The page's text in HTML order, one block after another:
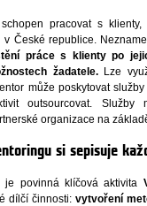
pracovat s
České republice.
práce s klienty po
žadatele.Lze
může poskytovat
outsourcovat.
organizace na
si sepisuje
povinná klíčová aktivita
dílčí činnosti:vytvoření